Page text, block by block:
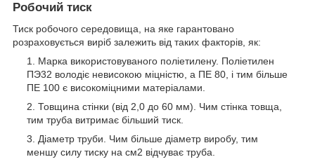
Робочий тиск
Тиск робочого середовища, на яке гарантовано
розраховується виріб залежить від таких факторів, як:
Марка використовуваного поліетилену. Поліетилен
ПЭ32 володіє невисокою міцністю, а ПЕ 80, і тим більше
ПЕ 100 є високоміцними матеріалами.
Товщина стінки (від 2,0 до 60 мм). Чим стінка товща,
тим труба витримає більший тиск.
Діаметр труби. Чим більше діаметр виробу, тим
меншу силу тиску на см2 відчуває труба.